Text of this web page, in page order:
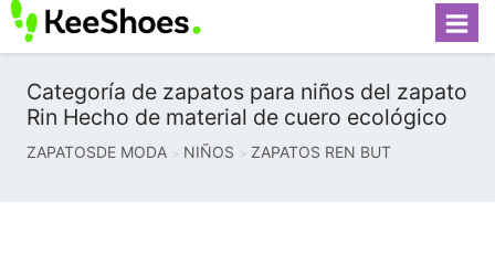
Categoría de zapatos para niños del zapato
Rin Hecho de material de cuero ecológico
ZAPATOSDE MODA NIÑOS ZAPATOS REN BUT